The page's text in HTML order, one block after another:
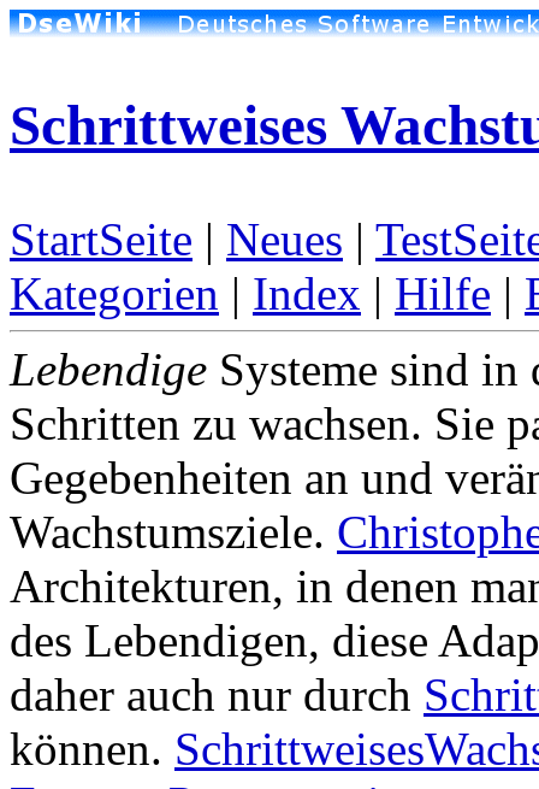
Schrittweises
StartSeite | Neues |
Kategorien | Index | Hilfe |
Lebendige Systeme sind
Schritten zu wachsen. Sie
Gegebenheiten an und
Wachstumsziele.
Architekturen, in denen
des Lebendigen, diese
daher auch nur durch
können.